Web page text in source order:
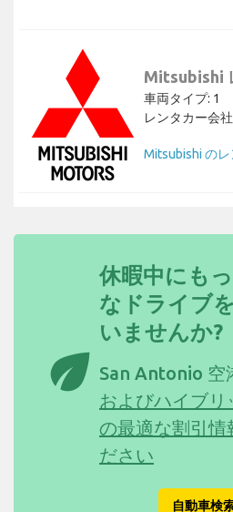
Mitsubishi
車両タイプ: 1
レンタカー会
Mitsubishi の
eco
休暇中にも
なドライブ
いませんか?
San Antonio 空
およびハイブリ
の最適な割引情
ださい
自動車検